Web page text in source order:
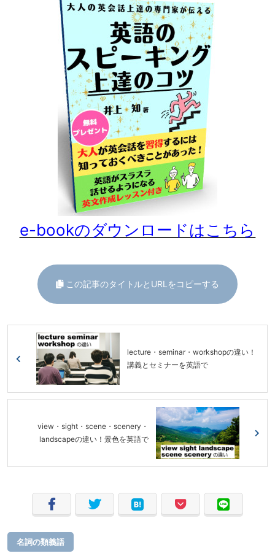
e-bookのダウンロードはこちら
この記事のタイトルとURLをコピーする
lecture・seminar・workshopの違い！
講義とセミナーを英語で
view・sight・scene・scenery・
landscapeの違い！景色を英語で
名詞の類義語